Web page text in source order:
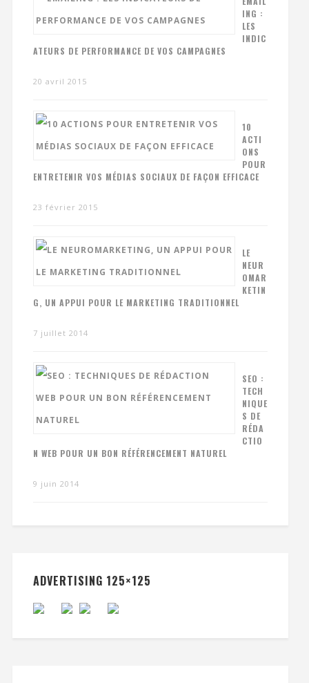
ING :
LES
INDIC
ATEURS DE PERFORMANCE DE VOS CAMPAGNES
20 avril 2015
10
ACTI
ONS
POUR
ENTRETENIR VOS MÉDIAS SOCIAUX DE FAÇON EFFICACE
23 février 2015
LE
NEUR
OMAR
KETIN
G, UN APPUI POUR LE MARKETING TRADITIONNEL
7 juillet 2014
SEO :
TECH
NIQUE
S DE
RÉDA
CTIO
N WEB POUR UN BON RÉFÉRENCEMENT NATUREL
9 juin 2014
ADVERTISING 125×125